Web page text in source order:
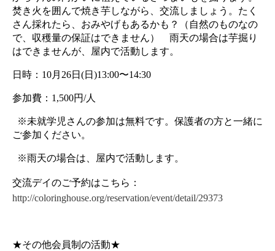
焚き火を囲んで焼き芋しながら、交流しましょう。たく
さん採れたら、おみやげもあるかも？（自然のものなの
で、収穫量の保証はできません）　雨天の場合は芋掘り
はできませんが、屋内で活動します。
日時：10月26日(日)13:00〜14:30
参加費：1,500円/人
※未就学児さんの参加は無料です。保護者の方と一緒に
ご参加ください。
※雨天の場合は、屋内で活動します。
交流デイのご予約はこちら：
http://coloringhouse.org/reservation/event/detail/29373
★その他会員制の活動★